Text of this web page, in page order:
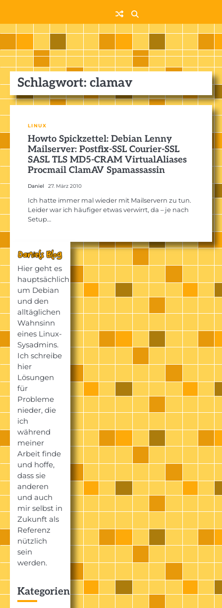
Schlagwort: clamav
LINUX
Howto Spickzettel: Debian Lenny
Mailserver: Postfix-SSL Courier-SSL
SASL TLS MD5-CRAM VirtualAliases
Procmail ClamAV Spamassassin
Daniel 27. März 2010
Ich hatte immer mal wieder mit Mailservern zu tun.
Leider war ich häufiger etwas verwirrt, da – je nach
Setup…
Hier geht es
hauptsächlich
um Debian
und den
alltäglichen
Wahnsinn
eines Linux-
Sysadmins.
Ich schreibe
hier
Lösungen
für
Probleme
nieder, die
ich
während
meiner
Arbeit finde
und hoffe,
dass sie
anderen
und auch
mir selbst in
Zukunft als
Referenz
nützlich
sein
werden.
Kategorien